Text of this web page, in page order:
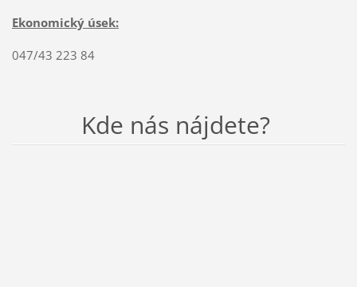
Ekonomický úsek:
047/43 223 84
Kde nás nájdete?